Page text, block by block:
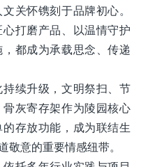
关怀镌刻于品牌初心。
打磨产品、以温情守护
都成为承载思念、传递
续升级，文明祭扫、节
灰寄存架作为陵园核心
存放功能，成为联结生
敬意的重要情感纽带。